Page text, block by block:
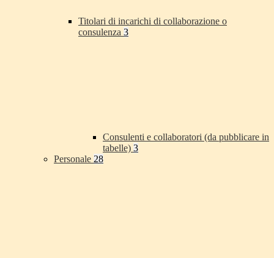
Titolari di incarichi di collaborazione o
consulenza 3
Consulenti e collaboratori (da pubblicare in
tabelle) 3
Personale 28